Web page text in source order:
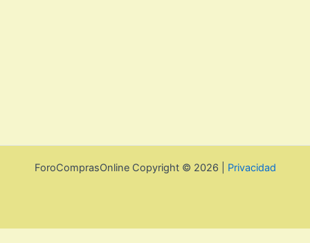
ForoComprasOnline Copyright © 2026 | Privacidad